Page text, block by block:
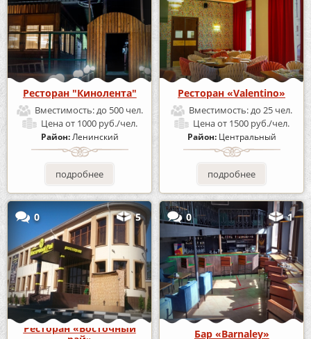
Ресторан "Кинолента"
Вместимость:до 500 чел.
Ценаот 1000 руб./чел.
Район:Ленинский
подробнее
Ресторан «Valentino»
Вместимость:до 25 чел.
Ценаот 1500 руб./чел.
Район: Центральный
подробнее
0 5
Ресторан «Восточный
0 1
Бар «Barnaley»